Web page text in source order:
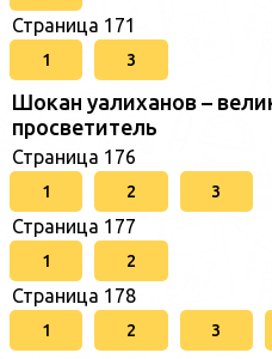
Страница 171
1 3
Шокан уалиханов –
просветитель
Страница 176
1 2 3
Страница 177
1 2
Страница 178
1 2 3